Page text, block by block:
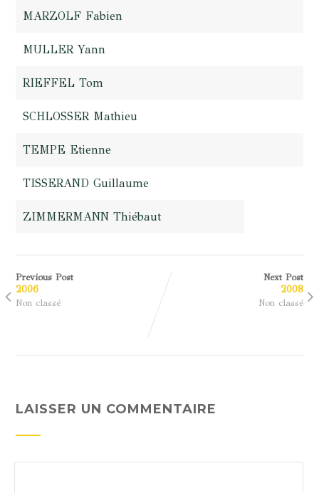
MARZOLF Fabien
MULLER Yann
RIEFFEL Tom
SCHLOSSER Mathieu
TEMPE Etienne
TISSERAND Guillaume
ZIMMERMANN Thiébaut
Previous Post
2006
Non classé
Next Post
2008
Non classé
LAISSER UN COMMENTAIRE